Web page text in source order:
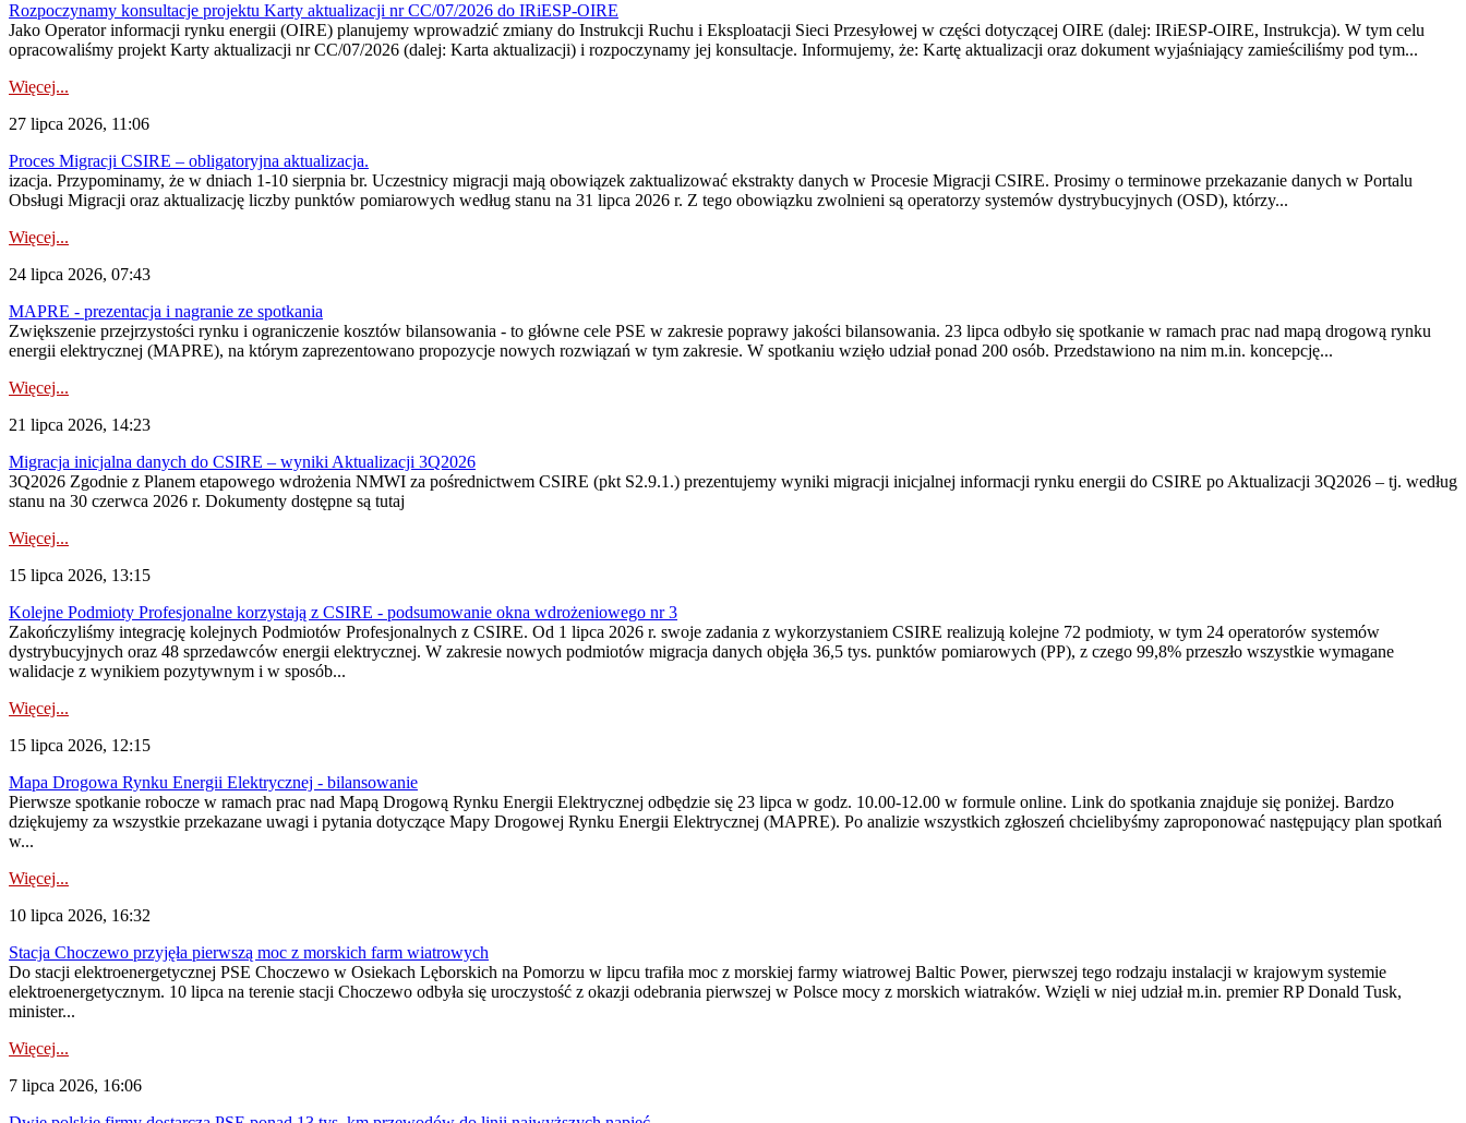
Rozpoczynamy konsultacje projektu Karty aktualizacji nr CC/07/2026 do IRiESP-OIRE
Jako Operator informacji rynku energii (OIRE) planujemy wprowadzić zmiany do Instrukcji Ruchu i Eksploatacji Sieci Przesyłowej w części dotyczącej OIRE (dalej: IRiESP-OIRE, Instrukcja). W tym celu
opracowaliśmy projekt Karty aktualizacji nr CC/07/2026 (dalej: Karta aktualizacji) i rozpoczynamy jej konsultacje. Informujemy, że: Kartę aktualizacji oraz dokument wyjaśniający zamieściliśmy pod tym...
Więcej...
27 lipca 2026, 11:06
Proces Migracji CSIRE – obligatoryjna aktualizacja.
izacja. Przypominamy, że w dniach 1-10 sierpnia br. Uczestnicy migracji mają obowiązek zaktualizować ekstrakty danych w Procesie Migracji CSIRE. Prosimy o terminowe przekazanie danych w Portalu
Obsługi Migracji oraz aktualizację liczby punktów pomiarowych według stanu na 31 lipca 2026 r. Z tego obowiązku zwolnieni są operatorzy systemów dystrybucyjnych (OSD), którzy...
Więcej...
24 lipca 2026, 07:43
MAPRE - prezentacja i nagranie ze spotkania
Zwiększenie przejrzystości rynku i ograniczenie kosztów bilansowania - to główne cele PSE w zakresie poprawy jakości bilansowania. 23 lipca odbyło się spotkanie w ramach prac nad mapą drogową rynku
energii elektrycznej (MAPRE), na którym zaprezentowano propozycje nowych rozwiązań w tym zakresie. W spotkaniu wzięło udział ponad 200 osób. Przedstawiono na nim m.in. koncepcję...
Więcej...
21 lipca 2026, 14:23
Migracja inicjalna danych do CSIRE – wyniki Aktualizacji 3Q2026
3Q2026 Zgodnie z Planem etapowego wdrożenia NMWI za pośrednictwem CSIRE (pkt S2.9.1.) prezentujemy wyniki migracji inicjalnej informacji rynku energii do CSIRE po Aktualizacji 3Q2026 – tj. według
stanu na 30 czerwca 2026 r. Dokumenty dostępne są tutaj
Więcej...
15 lipca 2026, 13:15
Kolejne Podmioty Profesjonalne korzystają z CSIRE - podsumowanie okna wdrożeniowego nr 3
Zakończyliśmy integrację kolejnych Podmiotów Profesjonalnych z CSIRE. Od 1 lipca 2026 r. swoje zadania z wykorzystaniem CSIRE realizują kolejne 72 podmioty, w tym 24 operatorów systemów
dystrybucyjnych oraz 48 sprzedawców energii elektrycznej. W zakresie nowych podmiotów migracja danych objęła 36,5 tys. punktów pomiarowych (PP), z czego 99,8% przeszło wszystkie wymagane
walidacje z wynikiem pozytywnym i w sposób...
Więcej...
15 lipca 2026, 12:15
Mapa Drogowa Rynku Energii Elektrycznej - bilansowanie
Pierwsze spotkanie robocze w ramach prac nad Mapą Drogową Rynku Energii Elektrycznej odbędzie się 23 lipca w godz. 10.00-12.00 w formule online. Link do spotkania znajduje się poniżej. Bardzo
dziękujemy za wszystkie przekazane uwagi i pytania dotyczące Mapy Drogowej Rynku Energii Elektrycznej (MAPRE). Po analizie wszystkich zgłoszeń chcielibyśmy zaproponować następujący plan spotkań
w...
Więcej...
10 lipca 2026, 16:32
Stacja Choczewo przyjęła pierwszą moc z morskich farm wiatrowych
Do stacji elektroenergetycznej PSE Choczewo w Osiekach Lęborskich na Pomorzu w lipcu trafiła moc z morskiej farmy wiatrowej Baltic Power, pierwszej tego rodzaju instalacji w krajowym systemie
elektroenergetycznym. 10 lipca na terenie stacji Choczewo odbyła się uroczystość z okazji odebrania pierwszej w Polsce mocy z morskich wiatraków. Wzięli w niej udział m.in. premier RP Donald Tusk,
minister...
Więcej...
7 lipca 2026, 16:06